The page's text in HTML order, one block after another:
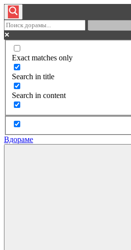
Exact matches only
Search in title
Search in content
Вдораме